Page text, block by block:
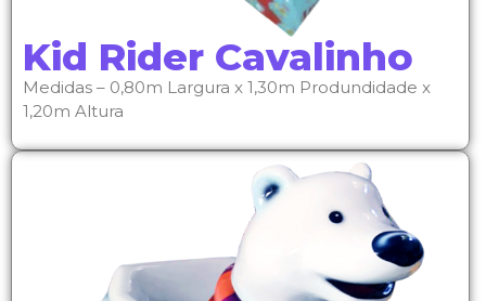
Kid Rider Cavalinho
Medidas – 0,80m Largura x 1,30m Produndidade x
1,20m Altura